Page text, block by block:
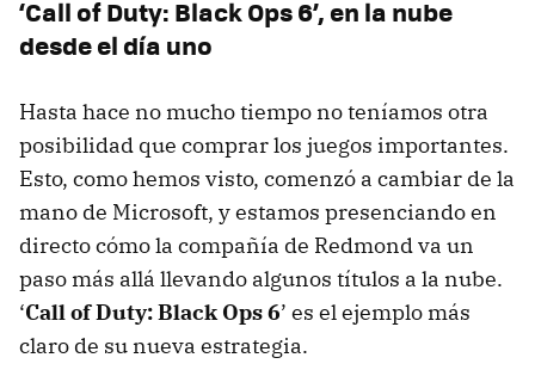
‘Call of Duty: Black Ops 6’, en la nube
desde el día uno
Hasta hace no mucho tiempo no teníamos otra
posibilidad que comprar los juegos importantes.
Esto, como hemos visto, comenzó a cambiar de la
mano de Microsoft, y estamos presenciando en
directo cómo la compañía de Redmond va un
paso más allá llevando algunos títulos a la nube.
‘Call of Duty: Black Ops 6’ es el ejemplo más
claro de su nueva estrategia.